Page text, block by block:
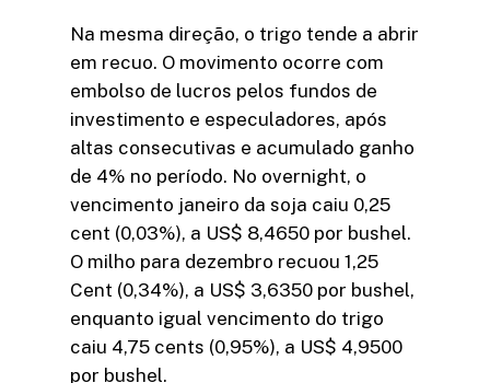
Na mesma direção, o trigo tende a abrir
em recuo. O movimento ocorre com
embolso de lucros pelos fundos de
investimento e especuladores, após
altas consecutivas e acumulado ganho
de 4% no período. No overnight, o
vencimento janeiro da soja caiu 0,25
cent (0,03%), a US$ 8,4650 por bushel.
O milho para dezembro recuou 1,25
Cent (0,34%), a US$ 3,6350 por bushel,
enquanto igual vencimento do trigo
caiu 4,75 cents (0,95%), a US$ 4,9500
por bushel.